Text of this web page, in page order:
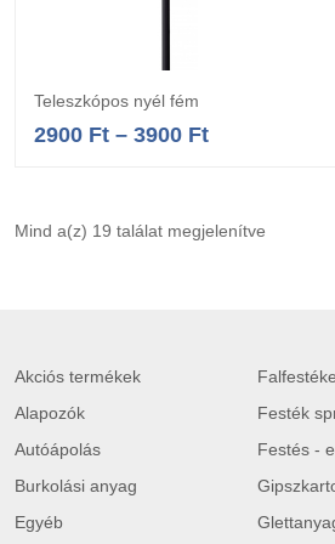
Opciók választása
Teleszkópos nyél fém
2900 Ft – 3900 Ft
Mind a(z) 19 találat megjelenítve
Akciós termékek
Alapozók
Autóápolás
Burkolási anyag
Egyéb
Festék
Festés -